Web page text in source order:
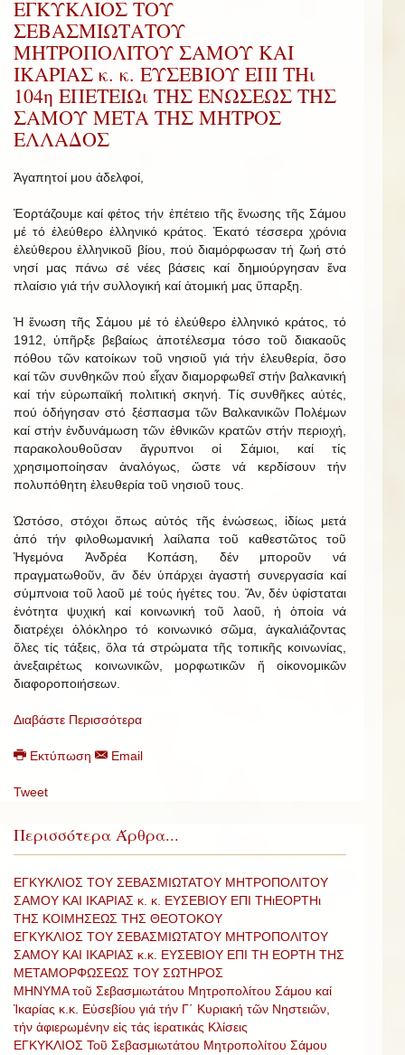
ΕΓΚΥΚΛΙΟΣ ΤΟΥ
ΣΕΒΑΣΜΙΩΤΑΤΟΥ
ΜΗΤΡΟΠΟΛΙΤΟΥ ΣΑΜΟΥ ΚΑΙ
ΙΚΑΡΙΑΣ κ. κ. ΕΥΣΕΒΙΟΥ ΕΠΙ ΤΗι
104η ΕΠΕΤΕΙΩι ΤΗΣ ΕΝΩΣΕΩΣ ΤΗΣ
ΣΑΜΟΥ ΜΕΤΑ ΤΗΣ ΜΗΤΡΟΣ
ΕΛΛΑΔΟΣ
Ἀγαπητοί μου ἀδελφοί,
Ἑορτάζουμε καί φέτος τήν ἐπέτειο τῆς ἕνωσης τῆς Σάμου
μέ τό ἐλεύθερο ἑλληνικό κράτος. Ἑκατό τέσσερα χρόνια
ἐλεύθερου ἑλληνικοῦ βίου, πού διαμόρφωσαν τή ζωή στό
νησί μας πάνω σέ νέες βάσεις καί δημιούργησαν ἕνα
πλαίσιο γιά τήν συλλογική καί ἀτομική μας ὕπαρξη.
Ἡ ἕνωση τῆς Σάμου μέ τό ἐλεύθερο ἑλληνικό κράτος, τό
1912, ὑπῆρξε βεβαίως ἀποτέλεσμα τόσο τοῦ διακαοῦς
πόθου τῶν κατοίκων τοῦ νησιοῦ γιά τήν ἐλευθερία, ὅσο
καί τῶν συνθηκῶν πού εἶχαν διαμορφωθεῖ στήν βαλκανική
καί τήν εὐρωπαϊκή πολιτική σκηνή. Τίς συνθῆκες αὐτές,
πού ὁδήγησαν στό ξέσπασμα τῶν Βαλκανικῶν Πολέμων
καί στήν ἐνδυνάμωση τῶν ἐθνικῶν κρατῶν στήν περιοχή,
παρακολουθοῦσαν ἄγρυπνοι οἱ Σάμιοι, καί τίς
χρησιμοποίησαν ἀναλόγως, ὥστε νά κερδίσουν τήν
πολυπόθητη ἐλευθερία τοῦ νησιοῦ τους.
Ὡστόσο, στόχοι ὅπως αὐτός τῆς ἑνώσεως, ἰδίως μετά
ἀπό τήν φιλοθωμανική λαίλαπα τοῦ καθεστῶτος τοῦ
Ἡγεμόνα Ἀνδρέα Κοπάση, δέν μποροῦν νά
πραγματωθοῦν, ἄν δέν ὑπάρχει ἀγαστή συνεργασία καί
σύμπνοια τοῦ λαοῦ μέ τούς ἡγέτες του. Ἄν, δέν ὑφίσταται
ἑνότητα ψυχική καί κοινωνική τοῦ λαοῦ, ἡ ὁποία νά
διατρέχει ὁλόκληρο τό κοινωνικό σῶμα, ἀγκαλιάζοντας
ὅλες τίς τάξεις, ὅλα τά στρώματα τῆς τοπικῆς κοινωνίας,
ἀνεξαιρέτως κοινωνικῶν, μορφωτικῶν ἤ οἰκονομικῶν
διαφοροποιήσεων.
Διαβάστε Περισσότερα
Εκτύπωση Email
Tweet
Περισσότερα Άρθρα...
ΕΓΚΥΚΛΙΟΣ ΤΟΥ ΣΕΒΑΣΜΙΩΤΑΤΟΥ ΜΗΤΡΟΠΟΛΙΤΟΥ
ΣΑΜΟΥ ΚΑΙ ΙΚΑΡΙΑΣ κ. κ. ΕΥΣΕΒΙΟΥ ΕΠΙ ΤΗιΕΟΡΤΗι
ΤΗΣ ΚΟΙΜΗΣΕΩΣ ΤΗΣ ΘΕΟΤΟΚΟΥ
ΕΓΚΥΚΛΙΟΣ ΤΟΥ ΣΕΒΑΣΜΙΩΤΑΤΟΥ ΜΗΤΡΟΠΟΛΙΤΟΥ
ΣΑΜΟΥ ΚΑΙ ΙΚΑΡΙΑΣ κ.κ. ΕΥΣΕΒΙΟΥ ΕΠΙ ΤΗ ΕΟΡΤΗ ΤΗΣ
ΜΕΤΑΜΟΡΦΩΣΕΩΣ ΤΟΥ ΣΩΤΗΡΟΣ
ΜΗΝΥΜΑ τοῦ Σεβασμιωτάτου Μητροπολίτου Σάμου καί
Ἰκαρίας κ.κ. Εὐσεβίου γιά τήν Γ΄ Κυριακή τῶν Νηστειῶν,
τήν ἀφιερωμένην εἰς τάς ἱερατικάς Κλίσεις
ΕΓΚΥΚΛΙΟΣ Τοῦ Σεβασμιωτάτου Μητροπολίτου Σάμου